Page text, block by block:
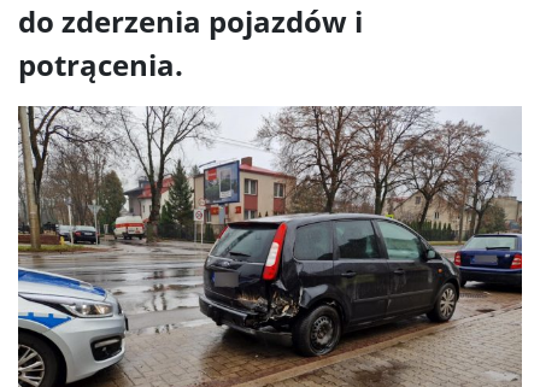
do zderzenia pojazdów i
potrącenia.